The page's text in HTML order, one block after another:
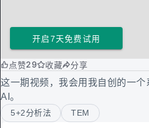
开启7天免费试用
点赞29 收藏 分享
这一期视频，我会用我自创的一
AI。
5+2分析法 TEM